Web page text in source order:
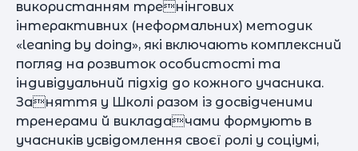
використанням тренінгових
інтерактивних (неформальних) методик
«leaning by doing», які включають комплексний
погляд на розвиток особистості та
індивідуальний підхід до кожного учасника.
Заняття у Школі разом із досвідченими
тренерами й викладачами формують в
учасників усвідомлення своєї ролі у соціумі,